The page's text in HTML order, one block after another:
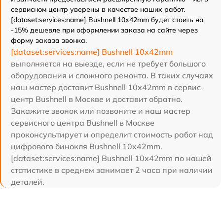
сервисном центр уверены в качестве наших работ.
[dataset:services:name] Bushnell 10x42mm будет стоить на
-15% дешевле при оформлении заказа на сайте через
форму заказа звонка.
[dataset:services:name] Bushnell 10x42mm
выполняется на выезде, если не требует большого
оборудования и сложного ремонта. В таких случаях
наш мастер доставит Bushnell 10x42mm в сервис-
центр Bushnell в Москве и доставит обратно.
Закажите звонок или позвоните и наш мастер
сервисного центра Bushnell в Москве
проконсультирует и определит стоимость работ над
цифрового бинокля Bushnell 10x42mm.
[dataset:services:name] Bushnell 10x42mm по нашей
статистике в среднем занимает 2 часа при наличии
деталей.